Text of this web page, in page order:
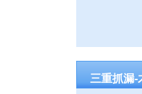
三重抓漏-